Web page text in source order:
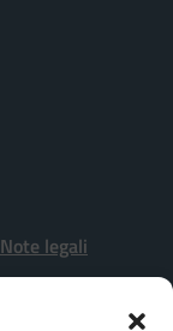
Note legali